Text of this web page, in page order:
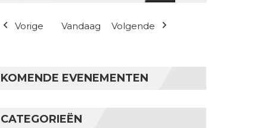
Vorige Vandaag Volgende
KOMENDE EVENEMENTEN
CATEGORIEËN